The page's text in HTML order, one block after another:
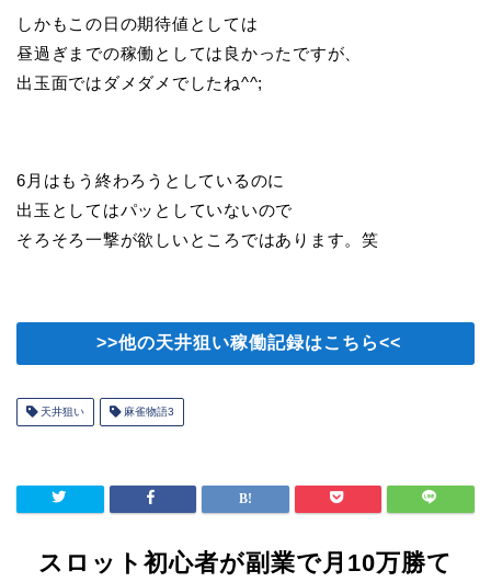
しかもこの日の期待値としては
昼過ぎまでの稼働としては良かったですが、
出玉面ではダメダメでしたね^^;
6月はもう終わろうとしているのに
出玉としてはパッとしていないので
そろそろ一撃が欲しいところではあります。笑
>>他の天井狙い稼働記録はこちら<<
天井狙い 麻雀物語3
スロット初心者が副業で月10万勝て